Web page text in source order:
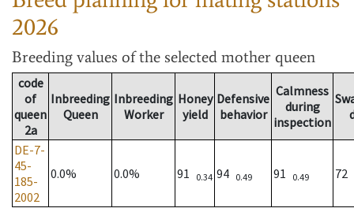
2026
Breeding values of the selected mother queen
code
of
queen
2a
Inbreeding
Queen
Inbreeding
Worker
Honey
yield
Defensive
behavior
Calmness
during
inspection
DE-7-
45-
185-
2002
0.0% 0.0% 91 0.34 94 0.49 91 0.49 72